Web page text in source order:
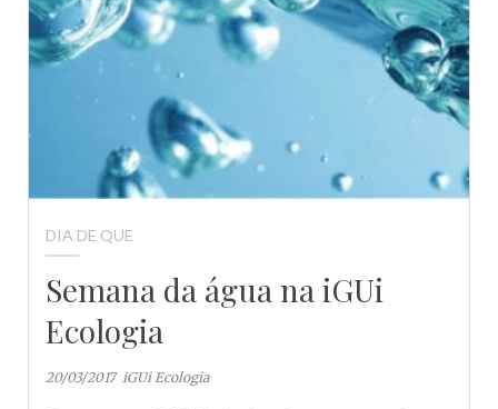
DIA DE QUE
Semana da água na iGUi
Ecologia
20/03/2017 iGUi Ecologia